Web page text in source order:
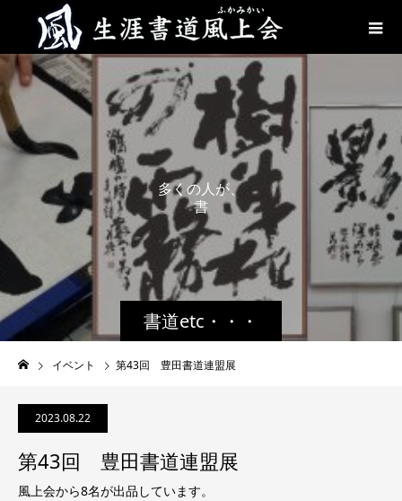
書道etc・・・
多くの人が、
書道を 身
イベント 第43回 豊田書道連盟展
2023.08.22
第43回 豊田書道連盟展
風上会から8名が出品しています。